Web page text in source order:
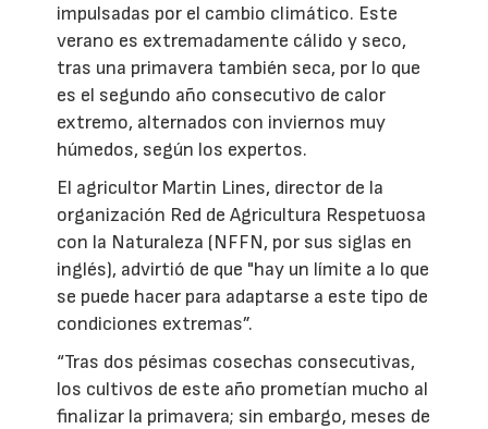
impulsadas por el cambio climático. Este
verano es extremadamente cálido y seco,
tras una primavera también seca, por lo que
es el segundo año consecutivo de calor
extremo, alternados con inviernos muy
húmedos, según los expertos.
El agricultor Martin Lines, director de la
organización Red de Agricultura Respetuosa
con la Naturaleza (NFFN, por sus siglas en
inglés), advirtió de que "hay un límite a lo que
se puede hacer para adaptarse a este tipo de
condiciones extremas”.
“Tras dos pésimas cosechas consecutivas,
los cultivos de este año prometían mucho al
finalizar la primavera; sin embargo, meses de